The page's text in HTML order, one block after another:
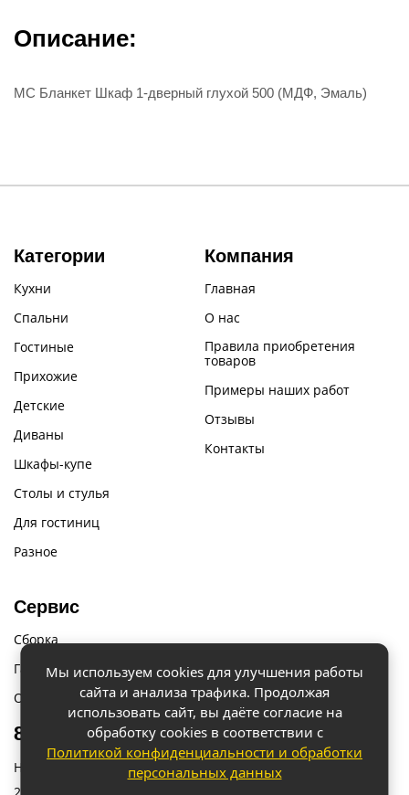
Описание:
МС Бланкет Шкаф 1-дверный глухой 500 (МДФ, Эмаль)
Категории
Кухни
Спальни
Гостиные
Прихожие
Детские
Диваны
Шкафы-купе
Столы и стулья
Для гостиниц
Разное
Компания
Главная
О нас
Правила приобретения
товаров
Примеры наших работ
Отзывы
Контакты
Сервис
Сборка
Гарантии
Оплата и доставка
8 (918) 087-12-00
Наш адрес: г. Краснодар, ул. Бородинская 156/9
Мы используем cookies для улучшения работы
сайта и анализа трафика. Продолжая
использовать сайт, вы даёте согласие на
обработку cookies в соответствии с
Политикой конфиденциальности и обработки
персональных данных